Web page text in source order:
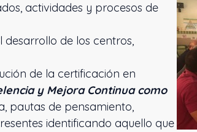
actividades y procesos de
desarrollo de los centros,
de la certificación en
y Mejora Continua como
pautas de pensamiento,
identificando aquello que